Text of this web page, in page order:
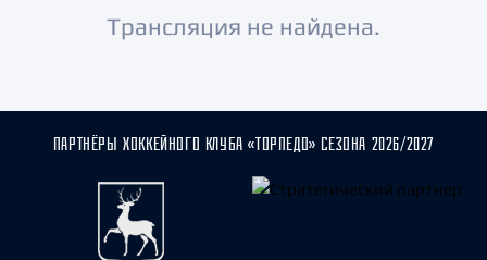
Трансляция не найдена.
ПАРТНЁРЫ ХОККЕЙНОГО КЛУБА «ТОРПЕДО» СЕЗОНА 2026/2027